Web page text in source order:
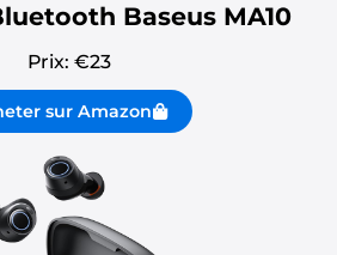
Baseus MA10
Prix: €23
sur Amazon